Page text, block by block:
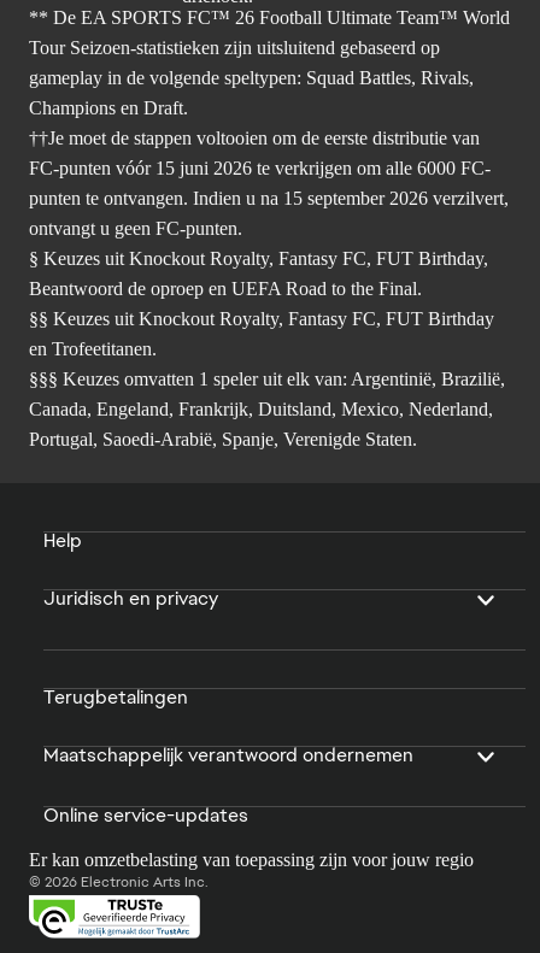
** De EA SPORTS FC™ 26 Football Ultimate Team™ World
Tour Seizoen-statistieken zijn uitsluitend gebaseerd op
gameplay in de volgende speltypen: Squad Battles, Rivals,
Champions en Draft.
††Je moet de stappen voltooien om de eerste distributie van
FC-punten vóór 15 juni 2026 te verkrijgen om alle 6000 FC-
punten te ontvangen. Indien u na 15 september 2026 verzilvert,
ontvangt u geen FC-punten.
§ Keuzes uit Knockout Royalty, Fantasy FC, FUT Birthday,
Beantwoord de oproep en UEFA Road to the Final.
§§ Keuzes uit Knockout Royalty, Fantasy FC, FUT Birthday
en Trofeetitanen.
§§§ Keuzes omvatten 1 speler uit elk van: Argentinië, Brazilië,
Canada, Engeland, Frankrijk, Duitsland, Mexico, Nederland,
Portugal, Saoedi-Arabië, Spanje, Verenigde Staten.
Help
Juridisch en privacy
Terugbetalingen
Maatschappelijk verantwoord ondernemen
Online service-updates
Er kan omzetbelasting van toepassing zijn voor jouw regio
© 2026 Electronic Arts Inc.